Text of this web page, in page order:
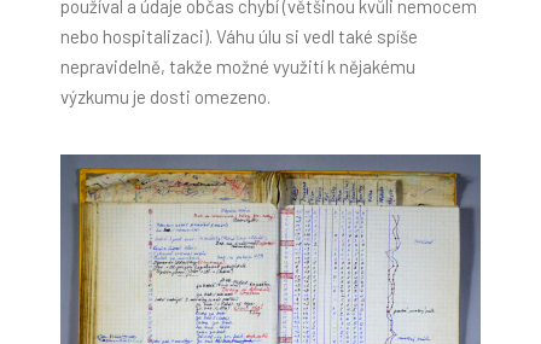
používal a údaje občas chybí (většinou kvůli nemocem
nebo hospitalizaci). Váhu úlu si vedl také spíše
nepravidelně, takže možné využití k nějakému
výzkumu je dosti omezeno.